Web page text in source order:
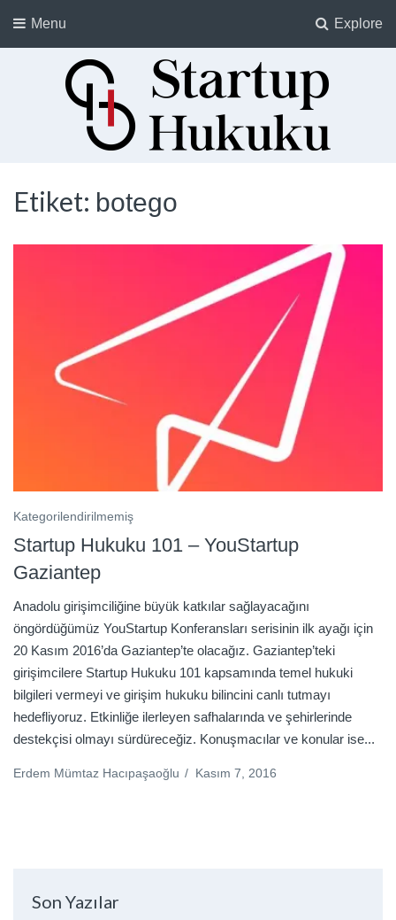
Explore
Menu
Etiket: botego
Kategorilendirilmemiş
Startup Hukuku 101 – YouStartup
Gaziantep
Anadolu girişimciliğine büyük katkılar sağlayacağını
öngördüğümüz YouStartup Konferansları serisinin ilk ayağı için
20 Kasım 2016’da Gaziantep’te olacağız. Gaziantep’teki
girişimcilere Startup Hukuku 101 kapsamında temel hukuki
bilgileri vermeyi ve girişim hukuku bilincini canlı tutmayı
hedefliyoruz. Etkinliğe ilerleyen safhalarında ve şehirlerinde
destekçisi olmayı sürdüreceğiz. Konuşmacılar ve konular ise...
Erdem Mümtaz Hacıpaşaoğlu / Kasım 7, 2016
Son Yazılar